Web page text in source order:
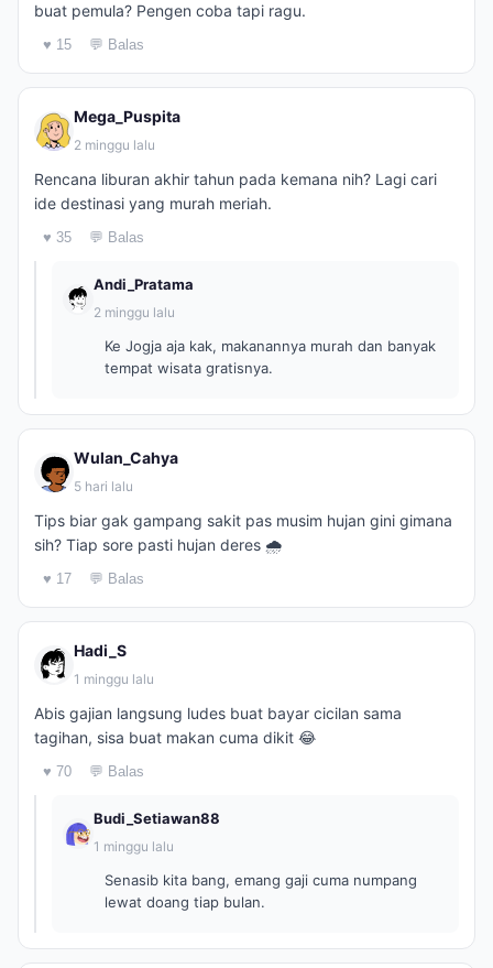
buat pemula? Pengen coba tapi ragu.
♥ 15 💬 Balas
Mega_Puspita
2 minggu lalu
Rencana liburan akhir tahun pada kemana nih? Lagi cari
ide destinasi yang murah meriah.
♥ 35 💬 Balas
Andi_Pratama
2 minggu lalu
Ke Jogja aja kak, makanannya murah dan banyak
tempat wisata gratisnya.
Wulan_Cahya
5 hari lalu
Tips biar gak gampang sakit pas musim hujan gini gimana
sih? Tiap sore pasti hujan deres 🌧️
♥ 17 💬 Balas
Hadi_S
1 minggu lalu
Abis gajian langsung ludes buat bayar cicilan sama
tagihan, sisa buat makan cuma dikit 😂
♥ 70 💬 Balas
Budi_Setiawan88
1 minggu lalu
Senasib kita bang, emang gaji cuma numpang
lewat doang tiap bulan.